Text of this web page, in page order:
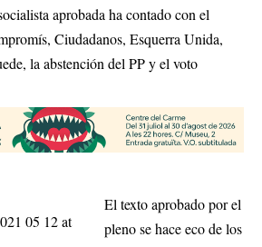
aprobada ha contado con el
Ciudadanos, Esquerra Unida,
la abstención del PP y el voto
El texto aprobado por el
pleno se hace eco de los